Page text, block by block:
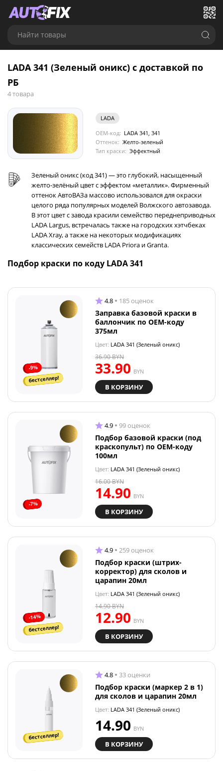
Найти товары
LADA 341 (Зеленый оникс) с доставкой по
РБ
4 товара
LADA
OEM-код: LADA 341, 341
Оттенок: Желто-зеленый
Тип краски: Эффектный
Зеленый оникс (код 341) — это глубокий, насыщенный
желто-зелёный цвет с эффектом «металлик». Фирменный
оттенок АвтоВАЗа массово использовался для окраски
целого ряда популярных моделей Волжского автозавода.
В этот цвет с завода красили семейство переднеприводных
LADA Largus, встречалась также на городских хэтчбеках
LADA Xray, а также на некоторых модификациях
классических семейств LADA Priora и Granta.
Подбор краски по коду LADA 341
-9%
бестселлер!
4.8 185 оценок
Заправка базовой краски в
баллончик по OEM-коду
375мл
Цвет: LADA 341 (Зеленый оникс)
33.90 BYN
36.90BYN
В КОРЗИНУ
-7%
4.9 99 оценок
Подбор базовой краски (под
краскопульт) по OEM-коду
100мл
Цвет: LADA 341 (Зеленый оникс)
14.90 BYN
16.00BYN
В КОРЗИНУ
-14%
бестселлер!
4.9 259 оценок
Подбор краски (штрих-
корректор) для сколов и
царапин 20мл
Цвет: LADA 341 (Зеленый оникс)
12.90 BYN
14.90BYN
В КОРЗИНУ
бестселлер!
4.8 33 оценки
Подбор краски (маркер 2 в 1)
для сколов и царапин 20мл
Цвет: LADA 341 (Зеленый оникс)
14.90 BYN
В КОРЗИНУ